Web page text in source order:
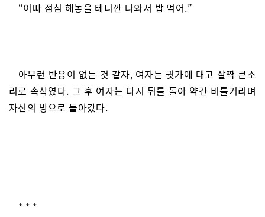
“이따 점심 해놓을 테니깐 나와서 밥 먹어.”
아무런 반응이 없는 것 같자, 여자는 귓가에 대고 살짝 큰소
리로 속삭였다. 그 후 여자는 다시 뒤를 돌아 약간 비틀거리며
자신의 방으로 돌아갔다.
* * *